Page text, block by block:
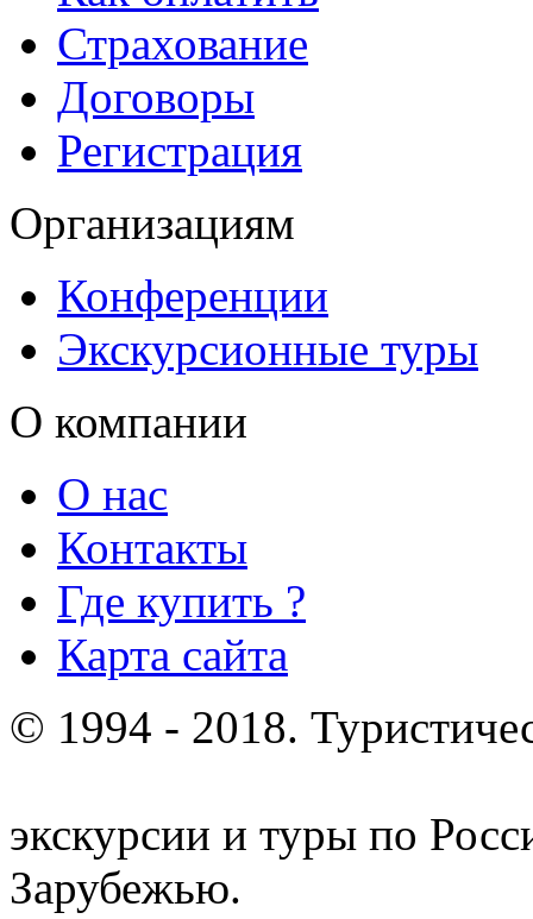
Страхование
Договоры
Регистрация
Организациям
Конференции
Экскурсионные туры
О компании
О нас
Контакты
Где купить ?
Карта сайта
© 1994 - 2018.
экскурсии и туры по
Зарубежью.